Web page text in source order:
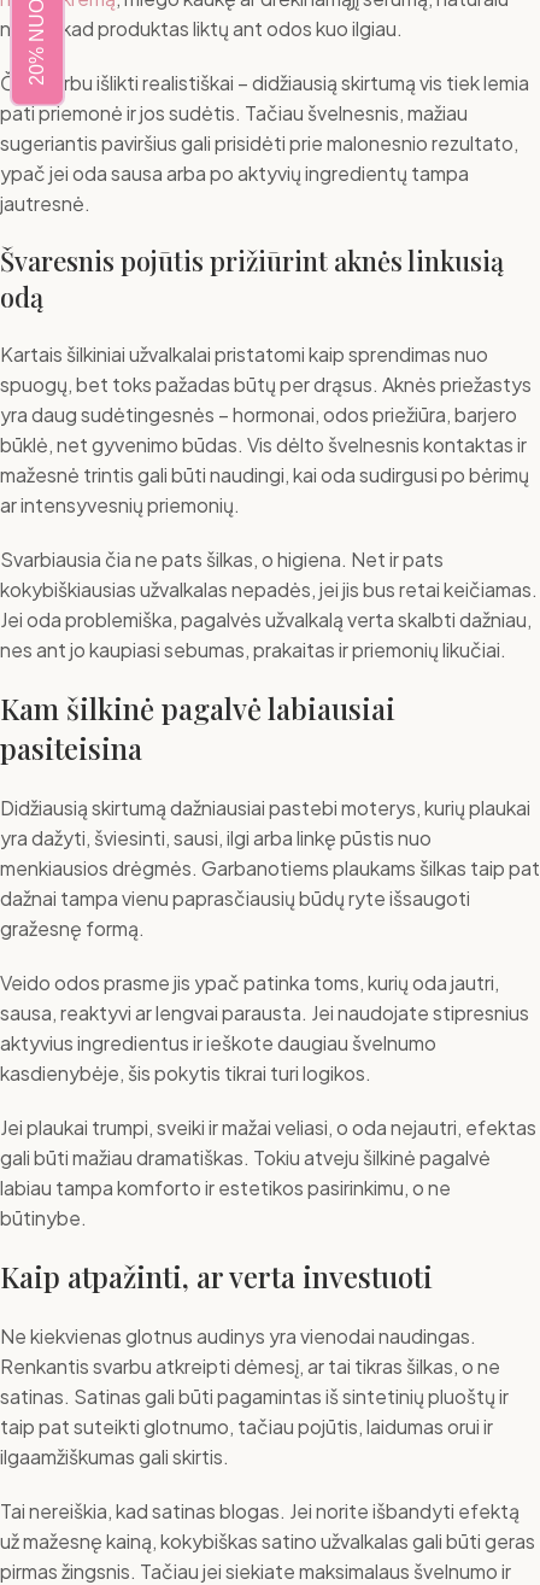
norėti, kad produktas liktų ant odos kuo ilgiau.
Čia svarbu išlikti realistiškai – didžiausią skirtumą vis tiek lemia
pati priemonė ir jos sudėtis. Tačiau švelnesnis, mažiau
sugeriantis paviršius gali prisidėti prie malonesnio rezultato,
ypač jei oda sausa arba po aktyvių ingredientų tampa
jautresnė.
Švaresnis pojūtis prižiūrint aknės linkusią
odą
Kartais šilkiniai užvalkalai pristatomi kaip sprendimas nuo
spuogų, bet toks pažadas būtų per drąsus. Aknės priežastys
yra daug sudėtingesnės – hormonai, odos priežiūra, barjero
būklė, net gyvenimo būdas. Vis dėlto švelnesnis kontaktas ir
mažesnė trintis gali būti naudingi, kai oda sudirgusi po bėrimų
ar intensyvesnių priemonių.
Svarbiausia čia ne pats šilkas, o higiena. Net ir pats
kokybiškiausias užvalkalas nepadės, jei jis bus retai keičiamas.
Jei oda problemiška, pagalvės užvalkalą verta skalbti dažniau,
nes ant jo kaupiasi sebumas, prakaitas ir priemonių likučiai.
Kam šilkinė pagalvė labiausiai
pasiteisina
Didžiausią skirtumą dažniausiai pastebi moterys, kurių plaukai
yra dažyti, šviesinti, sausi, ilgi arba linkę pūstis nuo
menkiausios drėgmės. Garbanotiems plaukams šilkas taip pat
dažnai tampa vienu paprasčiausių būdų ryte išsaugoti
gražesnę formą.
Veido odos prasme jis ypač patinka toms, kurių oda jautri,
sausa, reaktyvi ar lengvai parausta. Jei naudojate stipresnius
aktyvius ingredientus ir ieškote daugiau švelnumo
kasdienybėje, šis pokytis tikrai turi logikos.
Jei plaukai trumpi, sveiki ir mažai veliasi, o oda nejautri, efektas
gali būti mažiau dramatiškas. Tokiu atveju šilkinė pagalvė
labiau tampa komforto ir estetikos pasirinkimu, o ne
būtinybe.
Kaip atpažinti, ar verta investuoti
Ne kiekvienas glotnus audinys yra vienodai naudingas.
Renkantis svarbu atkreipti dėmesį, ar tai tikras šilkas, o ne
satinas. Satinas gali būti pagamintas iš sintetinių pluoštų ir
taip pat suteikti glotnumo, tačiau pojūtis, laidumas orui ir
ilgaamžiškumas gali skirtis.
Tai nereiškia, kad satinas blogas. Jei norite išbandyti efektą
už mažesnę kainą, kokybiškas satino užvalkalas gali būti geras
pirmas žingsnis. Tačiau jei siekiate maksimalaus švelnumo ir